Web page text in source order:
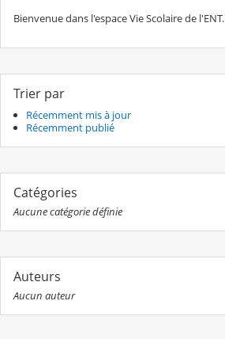
Bienvenue dans l'espace Vie Scolaire de l'ENT.
Trier par
Récemment mis à jour
Récemment publié
Catégories
Aucune catégorie définie
Auteurs
Aucun auteur